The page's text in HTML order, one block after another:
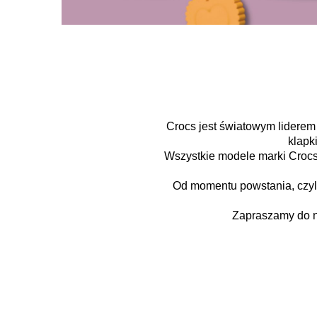
Crocs jest światowym
Wszystkie modele marki
Od momentu powstania,
Zapraszamy do